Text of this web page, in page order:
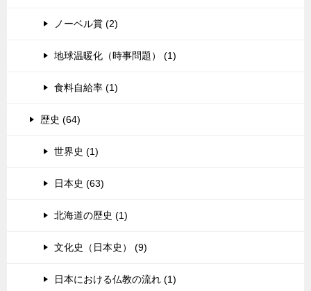
ノーベル賞 (2)
地球温暖化（時事問題） (1)
食料自給率 (1)
歴史 (64)
世界史 (1)
日本史 (63)
北海道の歴史 (1)
文化史（日本史） (9)
日本における仏教の流れ (1)